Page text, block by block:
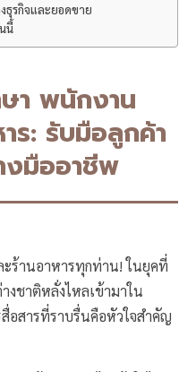
ธุรกิจและยอดขาย
นี้
า พนักงาน
ร: รับมือลูกค้า
งมืออาชีพ
ะร้านอาหารทุกท่าน! ในยุคที่
งชาติหลั่งไหลเข้ามาใน
อสารที่ราบรื่นคือหัวใจสำคัญ